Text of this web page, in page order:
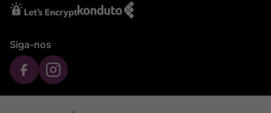
Siga-nos